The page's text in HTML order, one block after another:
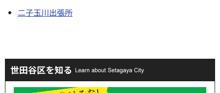
二子玉川出張所
世田谷区を知る